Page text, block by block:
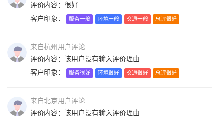
评价内容：很好
客户印象：
服务一般 环境一般 交通一般 总评很好
来自杭州用户评论
评价内容：该用户没有输入评价理由
客户印象：
服务很好 环境很好 交通很好 总评很好
来自北京用户评论
评价内容：该用户没有输入评价理由